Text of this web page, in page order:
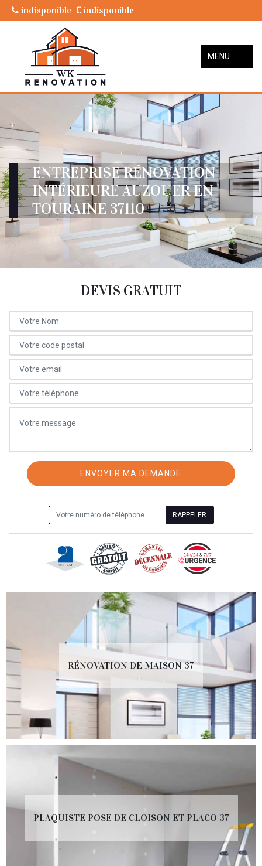
indisponible indisponible
MENU
ENTREPRISE RÉNOVATION
INTÉRIEURE AUZOUER EN
TOURAINE 37110
DEVIS GRATUIT
RÉNOVATION DE MAISON 37
PLAQUISTE POSE DE CLOISON ET PLACO 37